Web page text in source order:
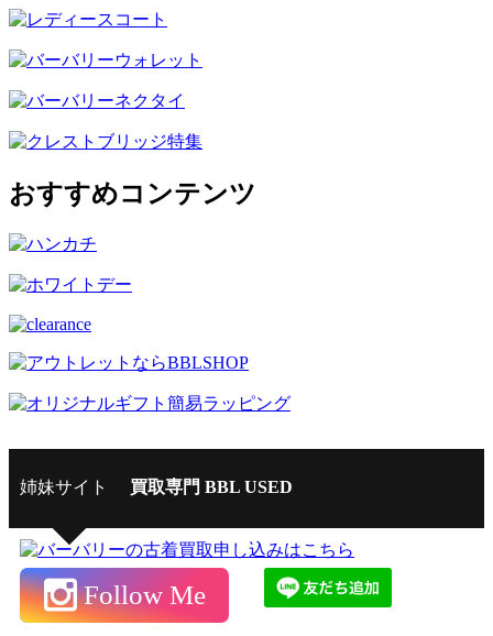
おすすめコンテンツ
姉妹サイト 買取専門 BBL USED
Follow Me